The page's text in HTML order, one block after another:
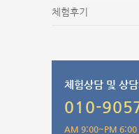
체험후기
체험상담 및 상
010-
AM 9:00~PM 6:00